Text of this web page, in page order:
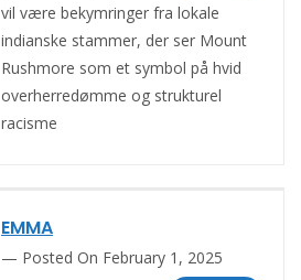
vil være bekymringer fra lokale
indianske stammer, der ser Mount
Rushmore som et symbol på hvid
overherredømme og strukturel
racisme
EMMA
Posted On February 1, 2025